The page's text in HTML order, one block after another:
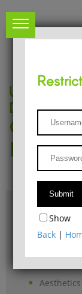
University
Center
Access &
Show
Back |